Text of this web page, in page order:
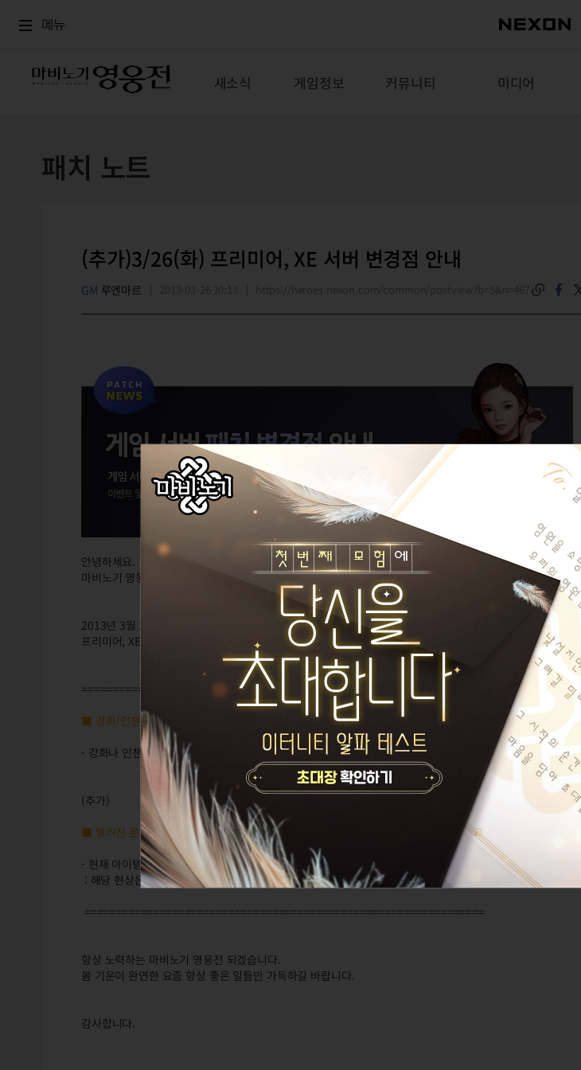
메뉴
새소식 게임정보 커뮤니티 미디어
패치 노트
(추가)3/26(화) 프리미어, XE 서버 변경점 안내
GM 루엔마르
안녕하세요.
마비노기 영웅전입니다.
2013년 3월 26일 화요일,
프리미어, XE 서버 패치 이후에 적용되는 변경점은 다음과 같습니다.
================================================================
■ 강화/인챈트 시스템
- 강화나 인챈트를 시도하여 파괴된 아이템을 비정상적인 방법으로 사용 가능한 현상을 수정합니다.
(추가)
■ 알려진 문제
- 현재 아이템 툴팁상의 '물품거래소 매매가'가 제대로 표시되지 않는 현상이 있습니다.
: 해당 현상은 28일 점검 시에 수정될 예정입니다.
================================================================
항상 노력하는 마비노기 영웅전 되겠습니다.
봄 기운이 완연한 요즘 항상 좋은 일들만 가득하길 바랍니다.
감사합니다.